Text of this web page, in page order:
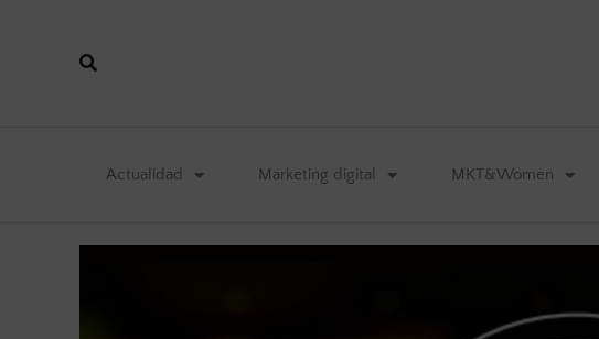
Actualidad Marketing digital MKT&Women